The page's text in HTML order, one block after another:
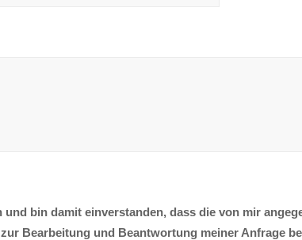
bin damit einverstanden, dass die von mir
Bearbeitung und Beantwortung meiner Anfrage